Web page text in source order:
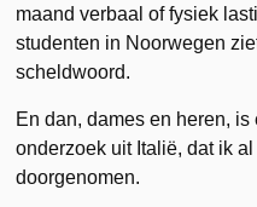
maand verbaal of fysiek
studenten in Noorwegen
scheldwoord.
En dan, dames en heren,
onderzoek uit Italië, dat ik
doorgenomen.